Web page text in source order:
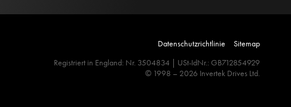
Datenschutzrichtlinie
Sitemap
Registriert in England: Nr. 3504834 | USt-IdNr.: GB712854929
© 1998 – 2026 Invertek Drives Ltd.